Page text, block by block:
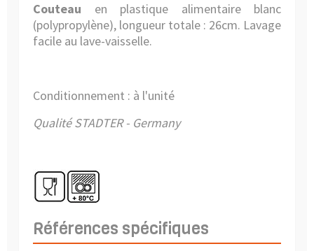
Couteau
en plastique alimentaire blanc
(polypropylène), longueur totale : 26cm. Lavage
facile au lave-vaisselle.
Conditionnement : à l'unité
Qualité STADTER - Germany
Références spécifiques